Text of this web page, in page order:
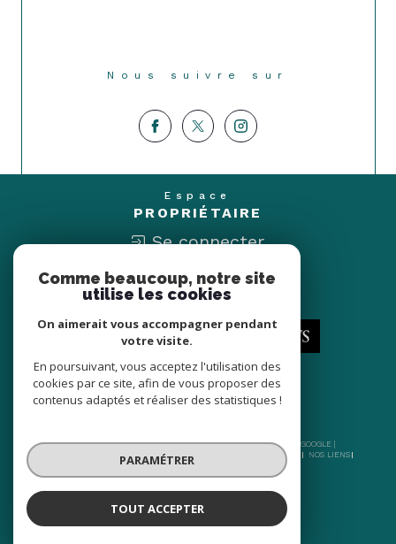
Nous suivre sur
Espace
PROPRIÉTAIRE
Se connecter
Nous
ADHÉRONS
© 2026 | TOUS DROITS RÉSERVÉS | TRADUCTION POWERED BY GOOGLE |
PLAN DU SITE MENTIONS LÉGALES ADMIN
NOS LIENS
POLITIQUE RGPD
Comme beaucoup, notre site
utilise les cookies
On aimerait vous accompagner pendant
votre visite.
En poursuivant, vous acceptez l'utilisation des
cookies par ce site, afin de vous proposer des
contenus adaptés et réaliser des statistiques !
PARAMÉTRER
TOUT ACCEPTER